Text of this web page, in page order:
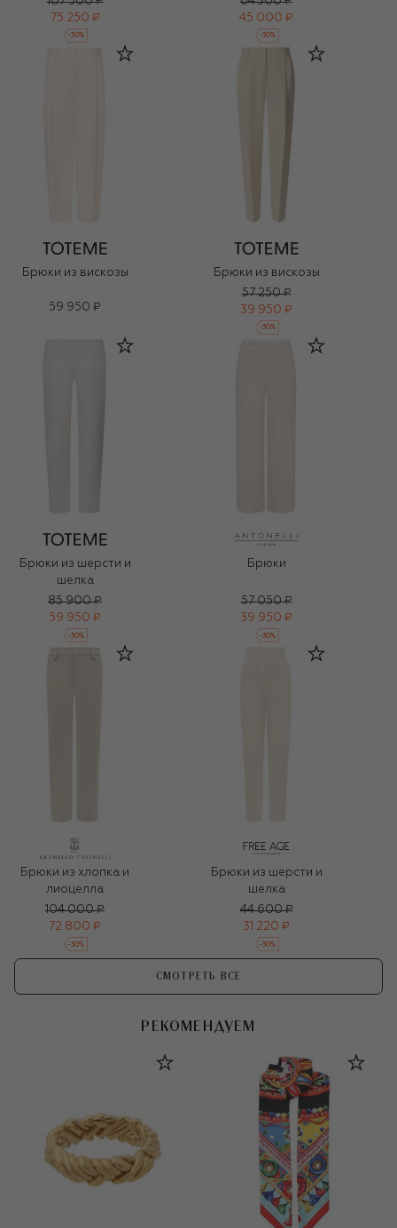
75 250 ₽
-30%
45 000 ₽
-30%
Брюки из вискозы
59 950 ₽
Брюки из вискозы
57 250 ₽
39 950 ₽
-30%
Брюки из шерсти и
шелка
85 900 ₽
59 950 ₽
-30%
Брюки
57 050 ₽
39 950 ₽
-30%
Брюки из хлопка и
лиоцелла
104 000 ₽
72 800 ₽
-30%
Брюки из шерсти и
шелка
44 600 ₽
31 220 ₽
-30%
СМОТРЕТЬ ВСЕ
РЕКОМЕНДУЕМ